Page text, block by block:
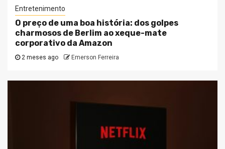
Entretenimento
O preço de uma boa história: dos golpes
charmosos de Berlim ao xeque-mate
corporativo da Amazon
2 meses ago Emerson Ferreira